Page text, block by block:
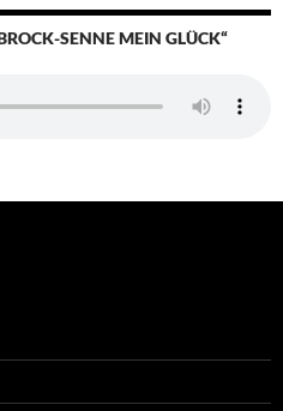
SENNE MEIN GLÜCK“